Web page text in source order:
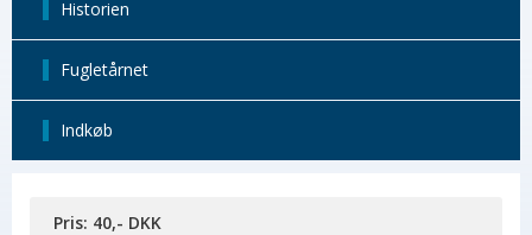
Historien
Fugletårnet
Indkøb
Pris: 40,- DKK